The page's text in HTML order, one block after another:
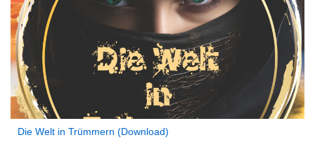
Die Welt in Trümmern (Download)